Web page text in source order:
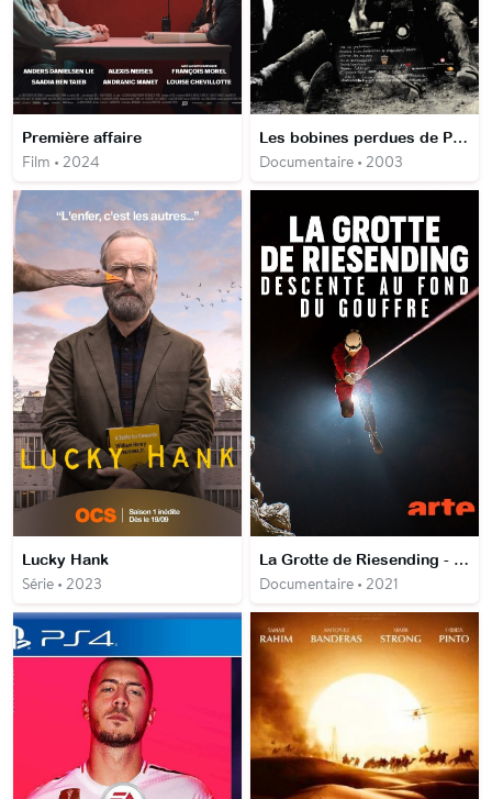
Première affaire
Film • 2024
Les bobines perdues de Pancho Villa
Documentaire • 2003
Lucky Hank
Série • 2023
La Grotte de Riesending - Descente au fond du gouffre
Documentaire • 2021